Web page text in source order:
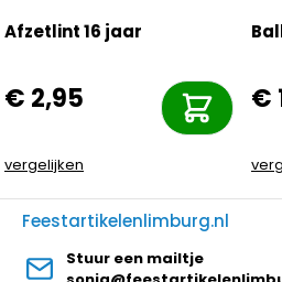
Afzetlint 16 jaar
€ 2,95
vergelijken
€
Feestartikelenlimburg.nl
Stuur een mailtje